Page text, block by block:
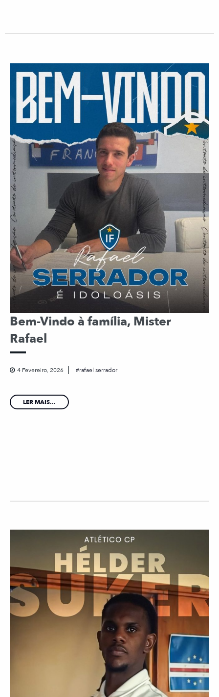
Bem-Vindo à família, Mister
Rafael
4 Fevereiro, 2026 rafael serrador
LER MAIS...